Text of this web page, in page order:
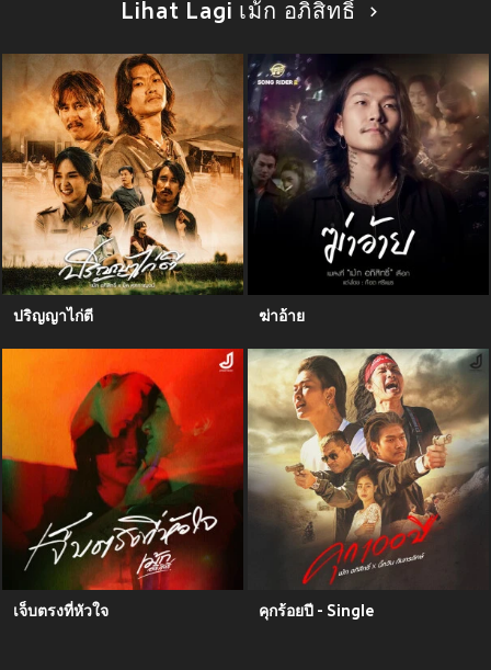
Lihat Lagi เม้ก อภิสิทธิ์
ปริญญาไก่ตี ฆ่าอ้าย
เจ็บตรงที่หัวใจ คุกร้อยปี - Single